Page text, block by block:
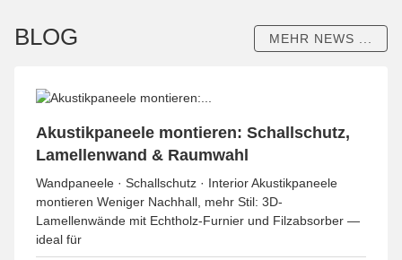
BLOG MEHR NEWS ...
Akustikpaneele montieren: Schallschutz,
Lamellenwand & Raumwahl
Wandpaneele · Schallschutz · Interior Akustikpaneele
montieren Weniger Nachhall, mehr Stil: 3D-
Lamellenwände mit Echtholz-Furnier und Filzabsorber —
ideal für